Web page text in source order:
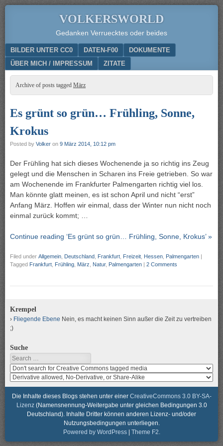
VOLKERSWORLD
Gedanken Verruecktes oder beides
Menu
SKIP TO CONTENT
BILDER UNTER CC0 DATEN-F00
DOKUMENTE
ÜBER MICH / IMPRESSUM
ZITATE
Archive of posts tagged März
Es grünt so grün… Frühling, Sonne,
Krokus
Posted by Volker on 9 März 2014, 10:12 pm
Der Frühling hat sich dieses Wochenende ja so richtig ins Zeug
gelegt und die Menschen in Scharen ins Freie getrieben. So war
am Wochenende im Frankfurter Palmengarten richtig viel los.
Man könnte glatt meinen, es ist schon April und nicht “erst”
Anfang März. Hoffen wir einmal, dass der Winter nun nicht noch
einmal zurück kommt; …
Continue reading ‘Es grünt so grün… Frühling, Sonne, Krokus’ »
Filed under Allgemein Deutschland Frankfurt Freizeit Hessen Palmengarten |
Tagged Frankfurt Frühling März Natur, Palmengarten | 2 Comments
Krempel
Fliegende Ebene Nein, es macht keinen Sinn außer die Zeit zu vertreiben
;)
Suche
Search
Search
media
for
usage
rights
search
media
for
modification
Die Inhalte dieses Blogs stehen unter einer CreativeCommons 3.0 BY-SA-
Lizenz(Namensnennung-Weitergabe unter gleichen Bedingungen 3.0
Deutschland). Inhalte Dritter können anderen Lizenz- und/oder
Nutzungsbedingungen unterliegen.
Powered by WordPress | Theme F2.